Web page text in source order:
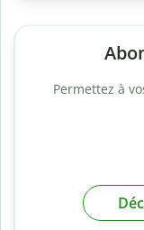
Permettez à